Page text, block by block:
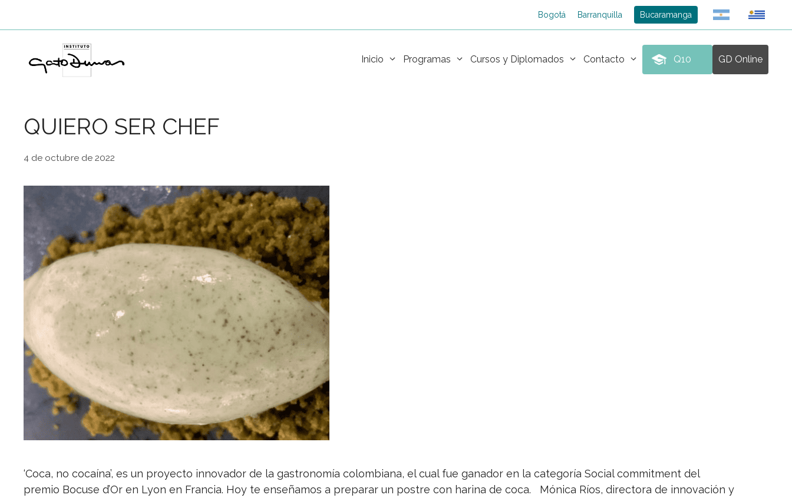
Bogotá Barranquilla Bucaramanga
Inicio Programas Cursos y Diplomados Contacto Q10 GD Online
QUIERO SER CHEF
4 de octubre de 2022
‘Coca, no cocaína’, es un proyecto innovador de la gastronomía colombiana, el cual fue ganador en la categoría Social commitment del
premio Bocuse d’Or en Lyon en Francia. Hoy te enseñamos a preparar un postre con harina de coca. Mónica Ríos, directora de innovación y